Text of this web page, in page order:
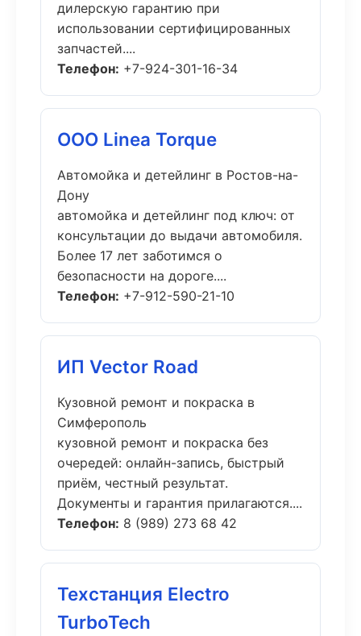
дилерскую гарантию при
использовании сертифицированных
запчастей....
Телефон: +7-924-301-16-34
ООО Linea Torque
Автомойка и детейлинг в Ростов-на-
Дону
автомойка и детейлинг под ключ: от
консультации до выдачи автомобиля.
Более 17 лет заботимся о
безопасности на дороге....
Телефон: +7-912-590-21-10
ИП Vector Road
Кузовной ремонт и покраска в
Симферополь
кузовной ремонт и покраска без
очередей: онлайн-запись, быстрый
приём, честный результат.
Документы и гарантия прилагаются....
Телефон: 8 (989) 273 68 42
Техстанция Electro
TurboTech